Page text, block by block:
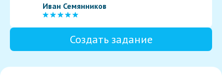
Иван Семянников
Создать задание